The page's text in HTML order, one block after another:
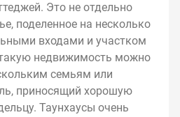
Это не отдельно
поделенное на несколько
входами и участком
недвижимость можно
семьям или
приносящий хорошую
Таунхаусы очень